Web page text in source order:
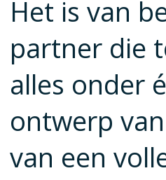
Het is van
partner die
alles onder
ontwerp
van een